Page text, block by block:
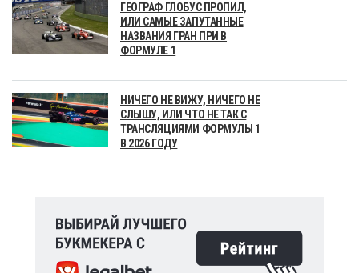
ГЕОГРАФ ГЛОБУС ПРОПИЛ,
ИЛИ САМЫЕ ЗАПУТАННЫЕ
НАЗВАНИЯ ГРАН ПРИ В
ФОРМУЛЕ 1
НИЧЕГО НЕ ВИЖУ, НИЧЕГО НЕ
СЛЫШУ, ИЛИ ЧТО НЕ ТАК С
ТРАНСЛЯЦИЯМИ ФОРМУЛЫ 1
В 2026 ГОДУ